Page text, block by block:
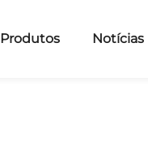
Produtos Notícias